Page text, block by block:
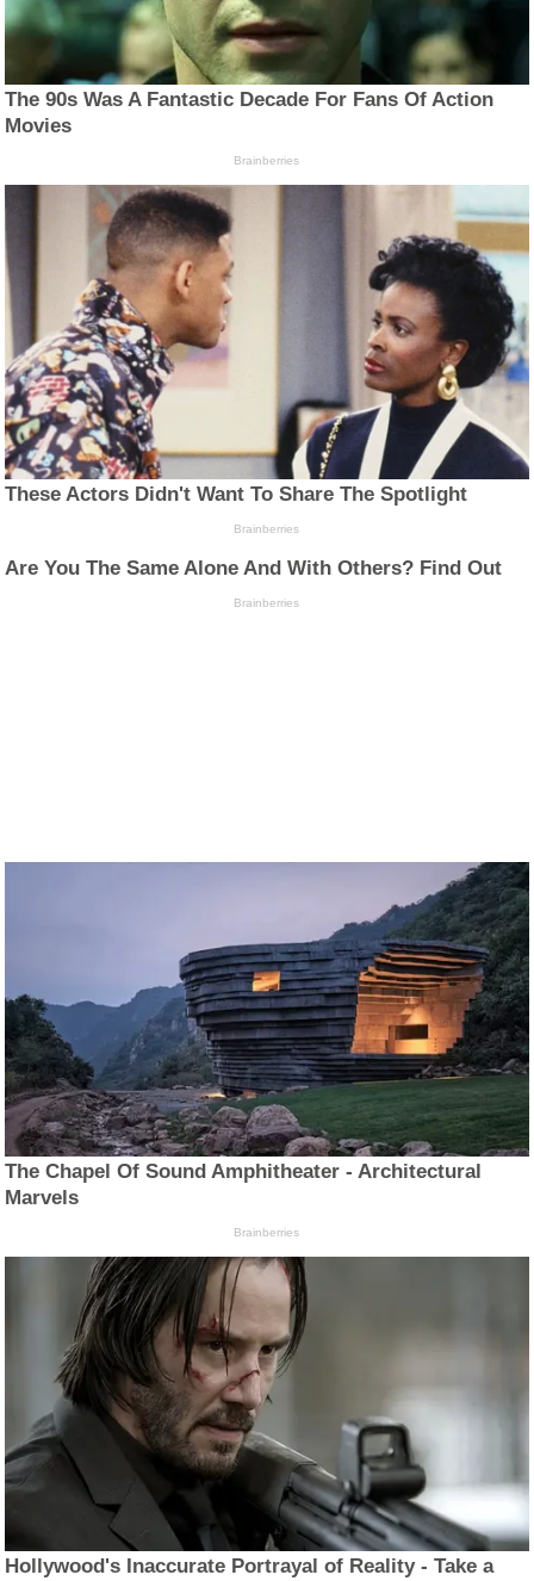
The 90s Was A Fantastic Decade For Fans Of Action
Movies
Brainberries
These Actors Didn't Want To Share The Spotlight
Brainberries
Are You The Same Alone And With Others? Find Out
Brainberries
The Chapel Of Sound Amphitheater - Architectural
Marvels
Brainberries
Hollywood's Inaccurate Portrayal of Reality - Take a